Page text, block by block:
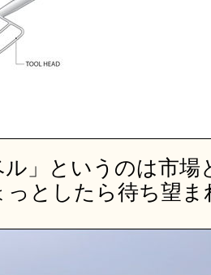
ル」というのは市
っとしたら待ち望